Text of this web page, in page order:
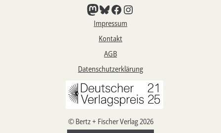
Mastodon
Bluesky
Facebook
Instagram
Impressum
Kontakt
AGB
Datenschutzerklärung
© Bertz + Fischer Verlag 2026